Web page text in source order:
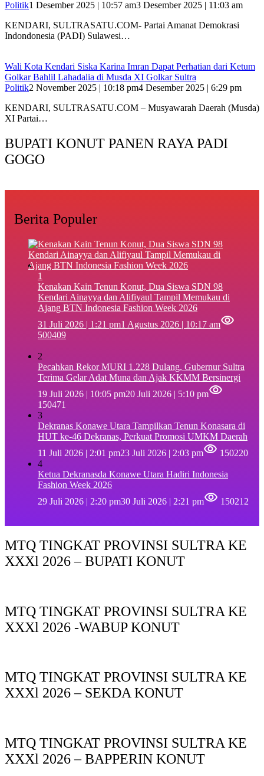
Politik1 Desember 2025 | 10:57 am3 Desember 2025 | 11:03 am
KENDARI, SULTRASATU.COM- Partai Amanat Demokrasi
Indondonesia (PADI) Sulawesi…
Wali Kota Kendari Siska Karina Imran Dapat Perhatian dari Ketum
Golkar Bahlil Lahadalia di Musda XI Golkar Sultra
Politik2 November 2025 | 10:18 pm4 Desember 2025 | 6:29 pm
KENDARI, SULTRASATU.COM – Musyawarah Daerah (Musda)
XI Partai…
BUPATI KONUT PANEN RAYA PADI
GOGO
Berita Populer
1
‎Kenakan Kain Tenun Konut, Dua Siswa SDN 98
Kendari Ainayya dan Alifiyaul Tampil Memukau di
Ajang BTN Indonesia Fashion Week 2026
31 Juli 2026 | 1:21 pm1 Agustus 2026 | 10:17 am
500409
2
Pecahkan Rekor MURI 1.228 Dulang, Gubernur Sultra
Terima Gelar Adat Muna dan Ajak KKMM Bersinergi
19 Juli 2026 | 10:05 pm20 Juli 2026 | 5:10 pm
150471
3
Dekranas Konawe Utara Tampilkan Tenun Konasara di
HUT ke-46 Dekranas, Perkuat Promosi UMKM Daerah
11 Juli 2026 | 2:01 pm23 Juli 2026 | 2:03 pm
150220
4
Ketua Dekranasda Konawe Utara Hadiri Indonesia
Fashion Week 2026
29 Juli 2026 | 2:20 pm30 Juli 2026 | 2:21 pm 150212
MTQ TINGKAT PROVINSI SULTRA KE
XXXl 2026 – BUPATI KONUT
MTQ TINGKAT PROVINSI SULTRA KE
XXXl 2026 -WABUP KONUT
MTQ TINGKAT PROVINSI SULTRA KE
XXXl 2026 – SEKDA KONUT
MTQ TINGKAT PROVINSI SULTRA KE
XXXl 2026 – BAPPERIN KONUT